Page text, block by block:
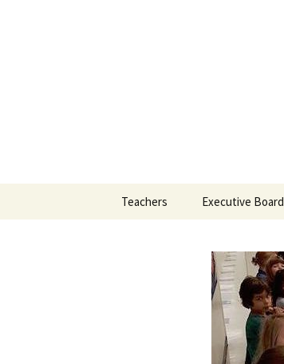
Teachers Executive Board